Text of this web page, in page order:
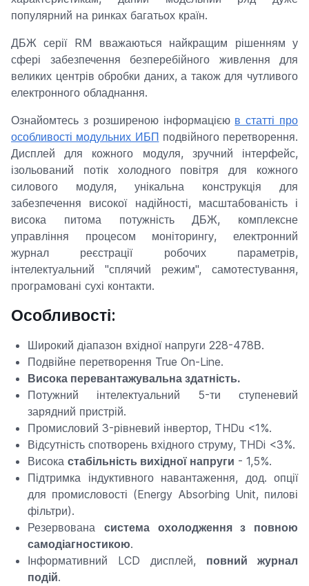
популярний на ринках багатьох країн.
ДБЖ серії RM вважаються найкращим рішенням у
сфері забезпечення безперебійного живлення для
великих центрів обробки даних, а також для чутливого
електронного обладнання.
Ознайомтесь з розширеною інформацією в статті про
особливості модульних ИБП подвійного перетворення.
Дисплей для кожного модуля, зручний інтерфейс,
ізольований потік холодного повітря для кожного
силового модуля, унікальна конструкція для
забезпечення високої надійності, масштабованість і
висока питома потужність ДБЖ, комплексне
управління процесом моніторингу, електронний
журнал реєстрації робочих параметрів,
інтелектуальний "сплячий режим", самотестування,
програмовані сухі контакти.
Особливості:
Широкий діапазон вхідної напруги 228-478В.
Подвійне перетворення True On-Line.
Висока перевантажувальна здатність.
Потужний інтелектуальний 5-ти ступеневий
зарядний пристрій.
Промисловий 3-рівневий інвертор, THDu <1%.
Відсутність спотворень вхідного струму, THDi <3%.
Висока стабільність вихідної напруги - 1,5%.
Підтримка індуктивного навантаження, дод. опції
для промисловості (Energy Absorbing Unit, пилові
фільтри).
Резервована система охолодження з повною
самодіагностикою.
Інформативний LCD дисплей, повний журнал
подій.